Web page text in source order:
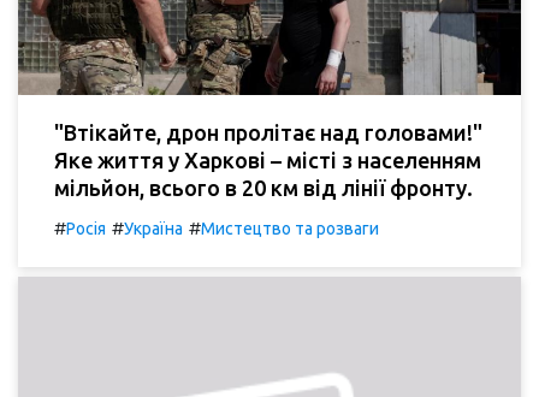
"Втікайте, дрон пролітає над головами!"
Яке життя у Харкові – місті з населенням
мільйон, всього в 20 км від лінії фронту.
#Росія #Україна #Мистецтво та розваги